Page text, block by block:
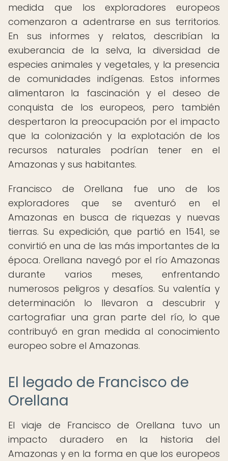
medida que los exploradores europeos
comenzaron a adentrarse en sus territorios.
En sus informes y relatos, describían la
exuberancia de la selva, la diversidad de
especies animales y vegetales, y la presencia
de comunidades indígenas. Estos informes
alimentaron la fascinación y el deseo de
conquista de los europeos, pero también
despertaron la preocupación por el impacto
que la colonización y la explotación de los
recursos naturales podrían tener en el
Amazonas y sus habitantes.
Francisco de Orellana fue uno de los
exploradores que se aventuró en el
Amazonas en busca de riquezas y nuevas
tierras. Su expedición, que partió en 1541, se
convirtió en una de las más importantes de la
época. Orellana navegó por el río Amazonas
durante varios meses, enfrentando
numerosos peligros y desafíos. Su valentía y
determinación lo llevaron a descubrir y
cartografiar una gran parte del río, lo que
contribuyó en gran medida al conocimiento
europeo sobre el Amazonas.
El legado de Francisco de
Orellana
El viaje de Francisco de Orellana tuvo un
impacto duradero en la historia del
Amazonas y en la forma en que los europeos